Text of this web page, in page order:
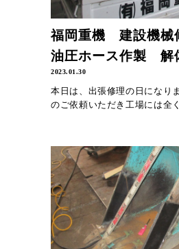
福岡重機 建設機
油圧ホース作製 解
2023.01.30
本日は、出張修理の日になり
のご依頼いただき工場には全